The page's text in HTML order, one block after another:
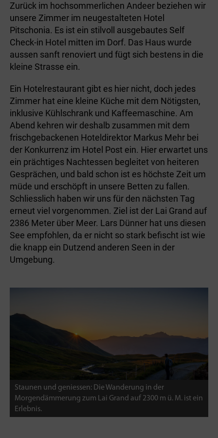
Zurück im hochsommerlichen Andeer beziehen wir
unsere Zimmer im neugestalteten Hotel
Pitschonia. Es ist ein stilvoll ausgebautes Self
Check-in Hotel mitten im Dorf. Das Haus wurde
aussen sanft renoviert und fügt sich bestens in die
kleine Strasse ein.
Ein Hotelrestaurant gibt es hier nicht, doch jedes
Zimmer hat eine kleine Küche mit dem Nötigsten,
inklusive Kühlschrank und Kaffeemaschine. Am
Abend kehren wir deshalb zusammen mit dem
frischgebackenen Hoteldirektor Markus Mehr bei
der Konkurrenz im Hotel Post ein. Hier erwartet uns
ein prächtiges Nachtessen begleitet von heiteren
Gesprächen, und bald schon ist es höchste Zeit um
müde und erschöpft in unsere Betten zu fallen.
Schliesslich haben wir uns für den nächsten Tag
erneut viel vorgenommen. Ziel ist der Lai Grand auf
2386 Meter über Meer. Lars Dünner hat uns diesen
See empfohlen, da er nicht so stark befischt ist wie
die knapp ein Dutzend anderen Seen in der
Umgebung.
Staunen und geniessen: Die Wanderung in der
Morgendämmerung zum Lai Grand auf 2300 m ü. M. ist ein
Erlebnis.